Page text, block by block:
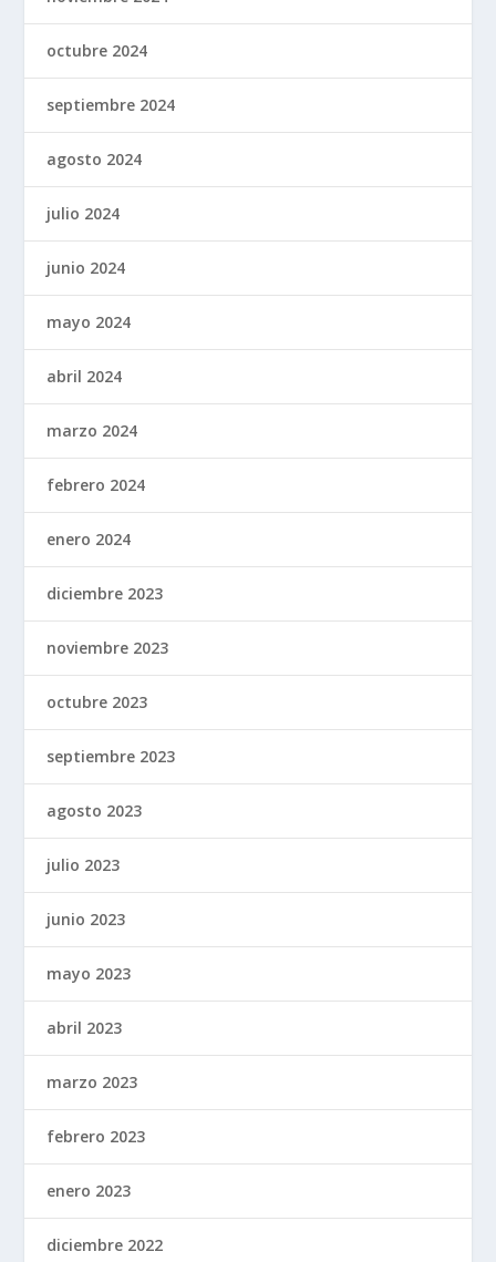
octubre 2024
septiembre 2024
agosto 2024
julio 2024
junio 2024
mayo 2024
abril 2024
marzo 2024
febrero 2024
enero 2024
diciembre 2023
noviembre 2023
octubre 2023
septiembre 2023
agosto 2023
julio 2023
junio 2023
mayo 2023
abril 2023
marzo 2023
febrero 2023
enero 2023
diciembre 2022